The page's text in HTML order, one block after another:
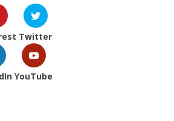
Twitter
YouTube